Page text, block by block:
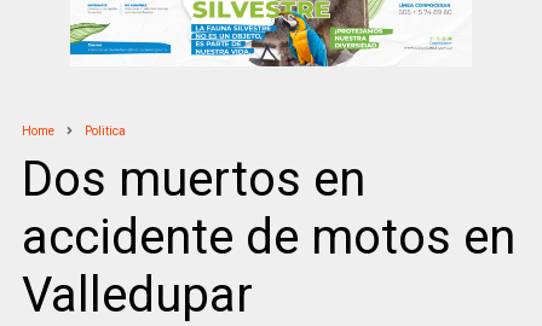
Home Politica
Dos muertos en
accidente de motos en
Valledupar